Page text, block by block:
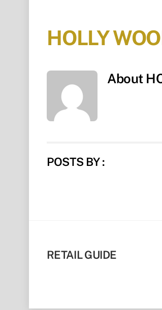
HOLLY
About
POSTS BY :
RETAIL GUIDE